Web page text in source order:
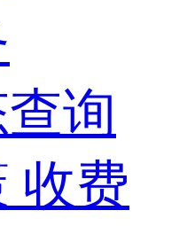
询
收费